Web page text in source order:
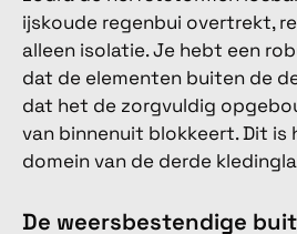
ijskoude regenbui overtrekt,
alleen isolatie. Je hebt een
dat de elementen buiten de
dat het de zorgvuldig
van binnenuit blokkeert. Dit is
domein van de derde
De weersbestendige